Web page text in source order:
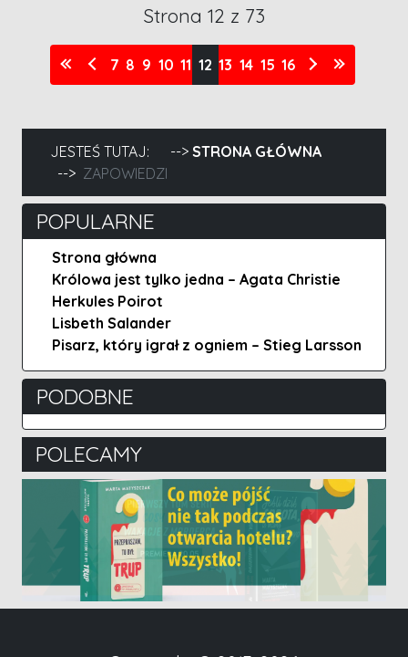
Strona 12 z 73
7 8 9 10 11 12 13 14 15 16
JESTEŚ TUTAJ:
STRONA GŁÓWNA
ZAPOWIEDZI
POPULARNE
Strona główna
Królowa jest tylko jedna – Agata Christie
Herkules Poirot
Lisbeth Salander
Pisarz, który igrał z ogniem – Stieg Larsson
PODOBNE
POLECAMY